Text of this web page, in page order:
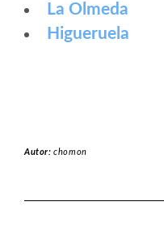
La Olmeda
Higueruela
Autor:chomon